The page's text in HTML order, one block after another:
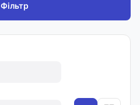
Фільтр